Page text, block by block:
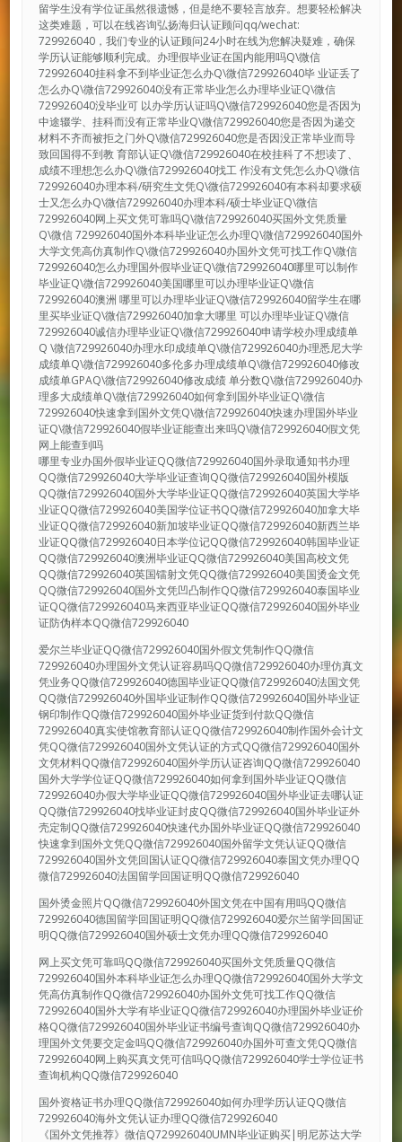
留学生没有学位证虽然很遗憾，但是绝不要轻言放弃。想要轻松解决
这类难题，可以在线咨询弘扬海归认证顾问qq/wechat:
729926040，我们专业的认证顾问24小时在线为您解决疑难，确保
学历认证能够顺利完成。办理假毕业证在国内能用吗Q\微信
729926040挂科拿不到毕业证怎么办Q\微信729926040毕 业证丢了
怎么办Q\微信729926040没有正常毕业怎么办理毕业证Q\微信
729926040没毕业可 以办学历认证吗Q\微信729926040您是否因为
中途辍学、挂科而没有正常毕业Q\微信729926040您是否因为递交
材料不齐而被拒之门外Q\微信729926040您是否因没正常毕业而导
致回国得不到教 育部认证Q\微信729926040在校挂科了不想读了、
成绩不理想怎么办Q\微信729926040找工 作没有文凭怎么办Q\微信
729926040办理本科/研究生文凭Q\微信729926040有本科却要求硕
士又怎么办Q\微信729926040办理本科/硕士毕业证Q\微信
729926040网上买文凭可靠吗Q\微信729926040买国外文凭质量
Q\微信 729926040国外本科毕业证怎么办理Q\微信729926040国外
大学文凭高仿真制作Q\微信729926040办国外文凭可找工作Q\微信
729926040怎么办理国外假毕业证Q\微信729926040哪里可以制作
毕业证Q\微信729926040美国哪里可以办理毕业证Q\微信
729926040澳洲 哪里可以办理毕业证Q\微信729926040留学生在哪
里买毕业证Q\微信729926040加拿大哪里 可以办理毕业证Q\微信
729926040诚信办理毕业证Q\微信729926040申请学校办理成绩单
Q \微信729926040办理水印成绩单Q\微信729926040办理悉尼大学
成绩单Q\微信729926040多伦多办理成绩单Q\微信729926040修改
成绩单GPAQ\微信729926040修改成绩 单分数Q\微信729926040办
理多大成绩单Q\微信729926040如何拿到国外毕业证Q\微信
729926040快速拿到国外文凭Q\微信729926040快速办理国外毕业
证Q\微信729926040假毕业证能查出来吗Q\微信729926040假文凭
网上能查到吗
哪里专业办国外假毕业证QQ微信729926040国外录取通知书办理
QQ微信729926040大学毕业证查询QQ微信729926040国外模版
QQ微信729926040国外大学毕业证QQ微信729926040英国大学毕
业证QQ微信729926040美国学位证书QQ微信729926040加拿大毕
业证QQ微信729926040新加坡毕业证QQ微信729926040新西兰毕
业证QQ微信729926040日本学位记QQ微信729926040韩国毕业证
QQ微信729926040澳洲毕业证QQ微信729926040美国高校文凭
QQ微信729926040英国镭射文凭QQ微信729926040美国烫金文凭
QQ微信729926040国外文凭凹凸制作QQ微信729926040泰国毕业
证QQ微信729926040马来西亚毕业证QQ微信729926040国外毕业
证防伪样本QQ微信729926040
爱尔兰毕业证QQ微信729926040国外假文凭制作QQ微信
729926040办理国外文凭认证容易吗QQ微信729926040办理仿真文
凭业务QQ微信729926040德国毕业证QQ微信729926040法国文凭
QQ微信729926040外国毕业证制作QQ微信729926040国外毕业证
钢印制作QQ微信729926040国外毕业证货到付款QQ微信
729926040真实使馆教育部认证QQ微信729926040制作国外会计文
凭QQ微信729926040国外文凭认证的方式QQ微信729926040国外
文凭材料QQ微信729926040国外学历认证咨询QQ微信729926040
国外大学学位证QQ微信729926040如何拿到国外毕业证QQ微信
729926040办假大学毕业证QQ微信729926040国外毕业证去哪认证
QQ微信729926040找毕业证封皮QQ微信729926040国外毕业证外
壳定制QQ微信729926040快速代办国外毕业证QQ微信729926040
快速拿到国外文凭QQ微信729926040国外留学文凭认证QQ微信
729926040国外文凭回国认证QQ微信729926040泰国文凭办理QQ
微信729926040法国留学回国证明QQ微信729926040
国外烫金照片QQ微信729926040外国文凭在中国有用吗QQ微信
729926040德国留学回国证明QQ微信729926040爱尔兰留学回国证
明QQ微信729926040国外硕士文凭办理QQ微信729926040
网上买文凭可靠吗QQ微信729926040买国外文凭质量QQ微信
729926040国外本科毕业证怎么办理QQ微信729926040国外大学文
凭高仿真制作QQ微信729926040办国外文凭可找工作QQ微信
729926040国外大学有毕业证QQ微信729926040办理国外毕业证价
格QQ微信729926040国外毕业证书编号查询QQ微信729926040办
理国外文凭要交定金吗QQ微信729926040办国外可查文凭QQ微信
729926040网上购买真文凭可信吗QQ微信729926040学士学位证书
查询机构QQ微信729926040
国外资格证书办理QQ微信729926040如何办理学历认证QQ微信
729926040海外文凭认证办理QQ微信729926040
《国外文凭推荐》微信Q729926040UMN毕业证购买|明尼苏达大学